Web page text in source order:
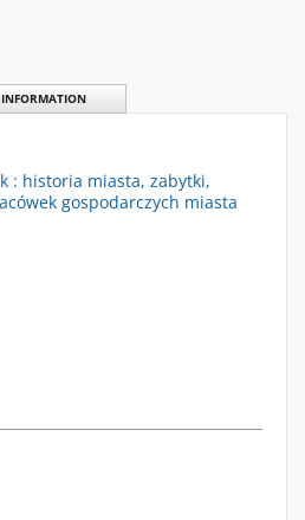
INFORMATION
: historia miasta, zabytki,
gospodarczych miasta